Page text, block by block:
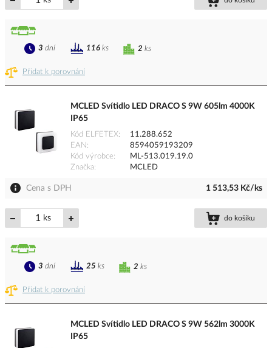
Přidat k porovnání
2 ks
3 dní 116 ks
MCLED Svítidlo LED DRACO S 9W 605lm 4000K
IP65
Kód ELFETEX
11.288.652
EAN
8594059193209
Kód výrobce
ML-513.019.19.0
Značka
MCLED
Cena s DPH 1 513,53 Kč/ks
ks do košíku
Přidat k porovnání
2 ks
3 dní 25 ks
MCLED Svítidlo LED DRACO S 9W 562lm 3000K
IP65